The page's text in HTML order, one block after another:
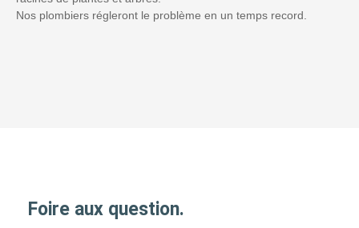
Nos plombiers régleront le problème en un temps record.
Foire aux question.